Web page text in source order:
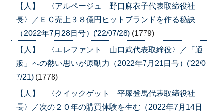
【人】 〈アルページュ 野口麻衣子代表取締役社
長〉／ＥＣ売上３８億円ヒットブランドを作る秘訣
（2022年7月28日号）('22/07/28) (1779)
【人】 〈エレファント 山口武代表取締役〉／「通
販」への熱い思いが原動力（2022年7月21日号）('22/0
7/21) (1778)
【人】 〈クイックゲット 平塚登馬代表取締役社
長〉／次の２０年の購買体験を生む（2022年7月14日